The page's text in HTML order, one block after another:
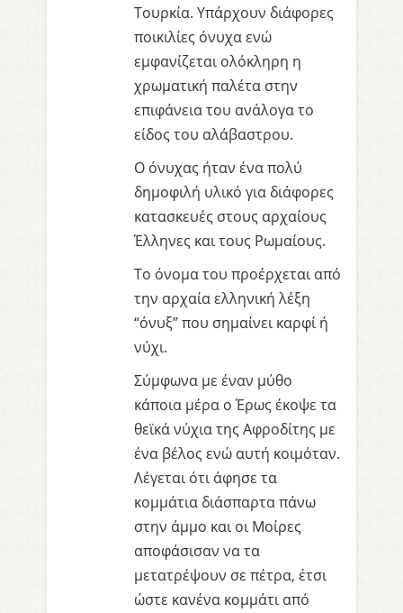
Τουρκία. Υπάρχουν διάφορες
ποικιλίες όνυχα ενώ
εμφανίζεται ολόκληρη η
χρωματική παλέτα στην
επιφάνεια του ανάλογα το
είδος του αλάβαστρου.
Ο όνυχας ήταν ένα πολύ
δημοφιλή υλικό για διάφορες
κατασκευές στους αρχαίους
Έλληνες και τους Ρωμαίους.
Το όνομα του προέρχεται από
την αρχαία ελληνική λέξη
“όνυξ” που σημαίνει καρφί ή
νύχι.
Σύμφωνα με έναν μύθο
κάποια μέρα ο Έρως έκοψε τα
θεϊκά νύχια της Αφροδίτης με
ένα βέλος ενώ αυτή κοιμόταν.
Λέγεται ότι άφησε τα
κομμάτια διάσπαρτα πάνω
στην άμμο και οι Μοίρες
αποφάσισαν να τα
μετατρέψουν σε πέτρα, έτσι
ώστε κανένα κομμάτι από